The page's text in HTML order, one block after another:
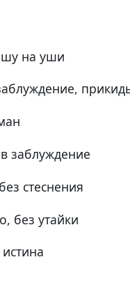
на уши
заблуждение
стеснения
без утайки